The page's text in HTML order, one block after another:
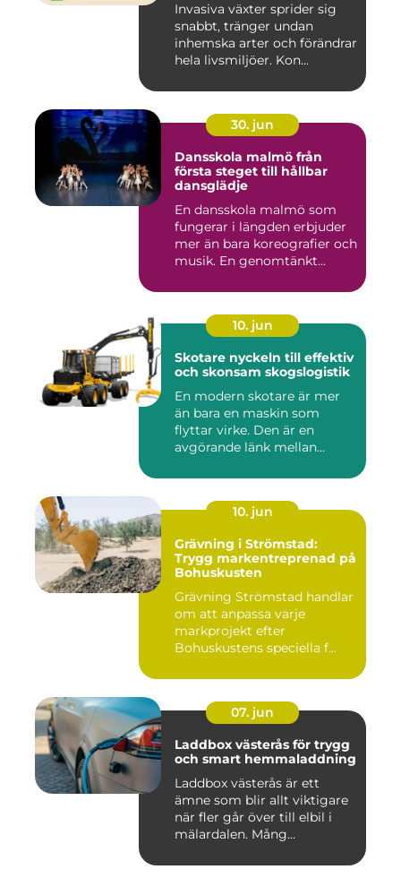
Invasiva växter sprider sig
snabbt, tränger undan
inhemska arter och förändrar
hela livsmiljöer. Kon...
30. jun
Dansskola malmö från
första steget till hållbar
dansglädje
En dansskola malmö som
fungerar i längden erbjuder
mer än bara koreografier och
musik. En genomtänkt...
10. jun
Skotare nyckeln till effektiv
och skonsam skogslogistik
En modern skotare är mer
än bara en maskin som
flyttar virke. Den är en
avgörande länk mellan
10. jun
Grävning i Strömstad:
Trygg markentreprenad på
Bohuskusten
Grävning Strömstad handlar
om att anpassa varje
markprojekt efter
Bohuskustens speciella f...
07. jun
Laddbox västerås för trygg
och smart hemmaladdning
Laddbox västerås är ett
ämne som blir allt viktigare
när fler går över till elbil i
mälardalen. Mång...